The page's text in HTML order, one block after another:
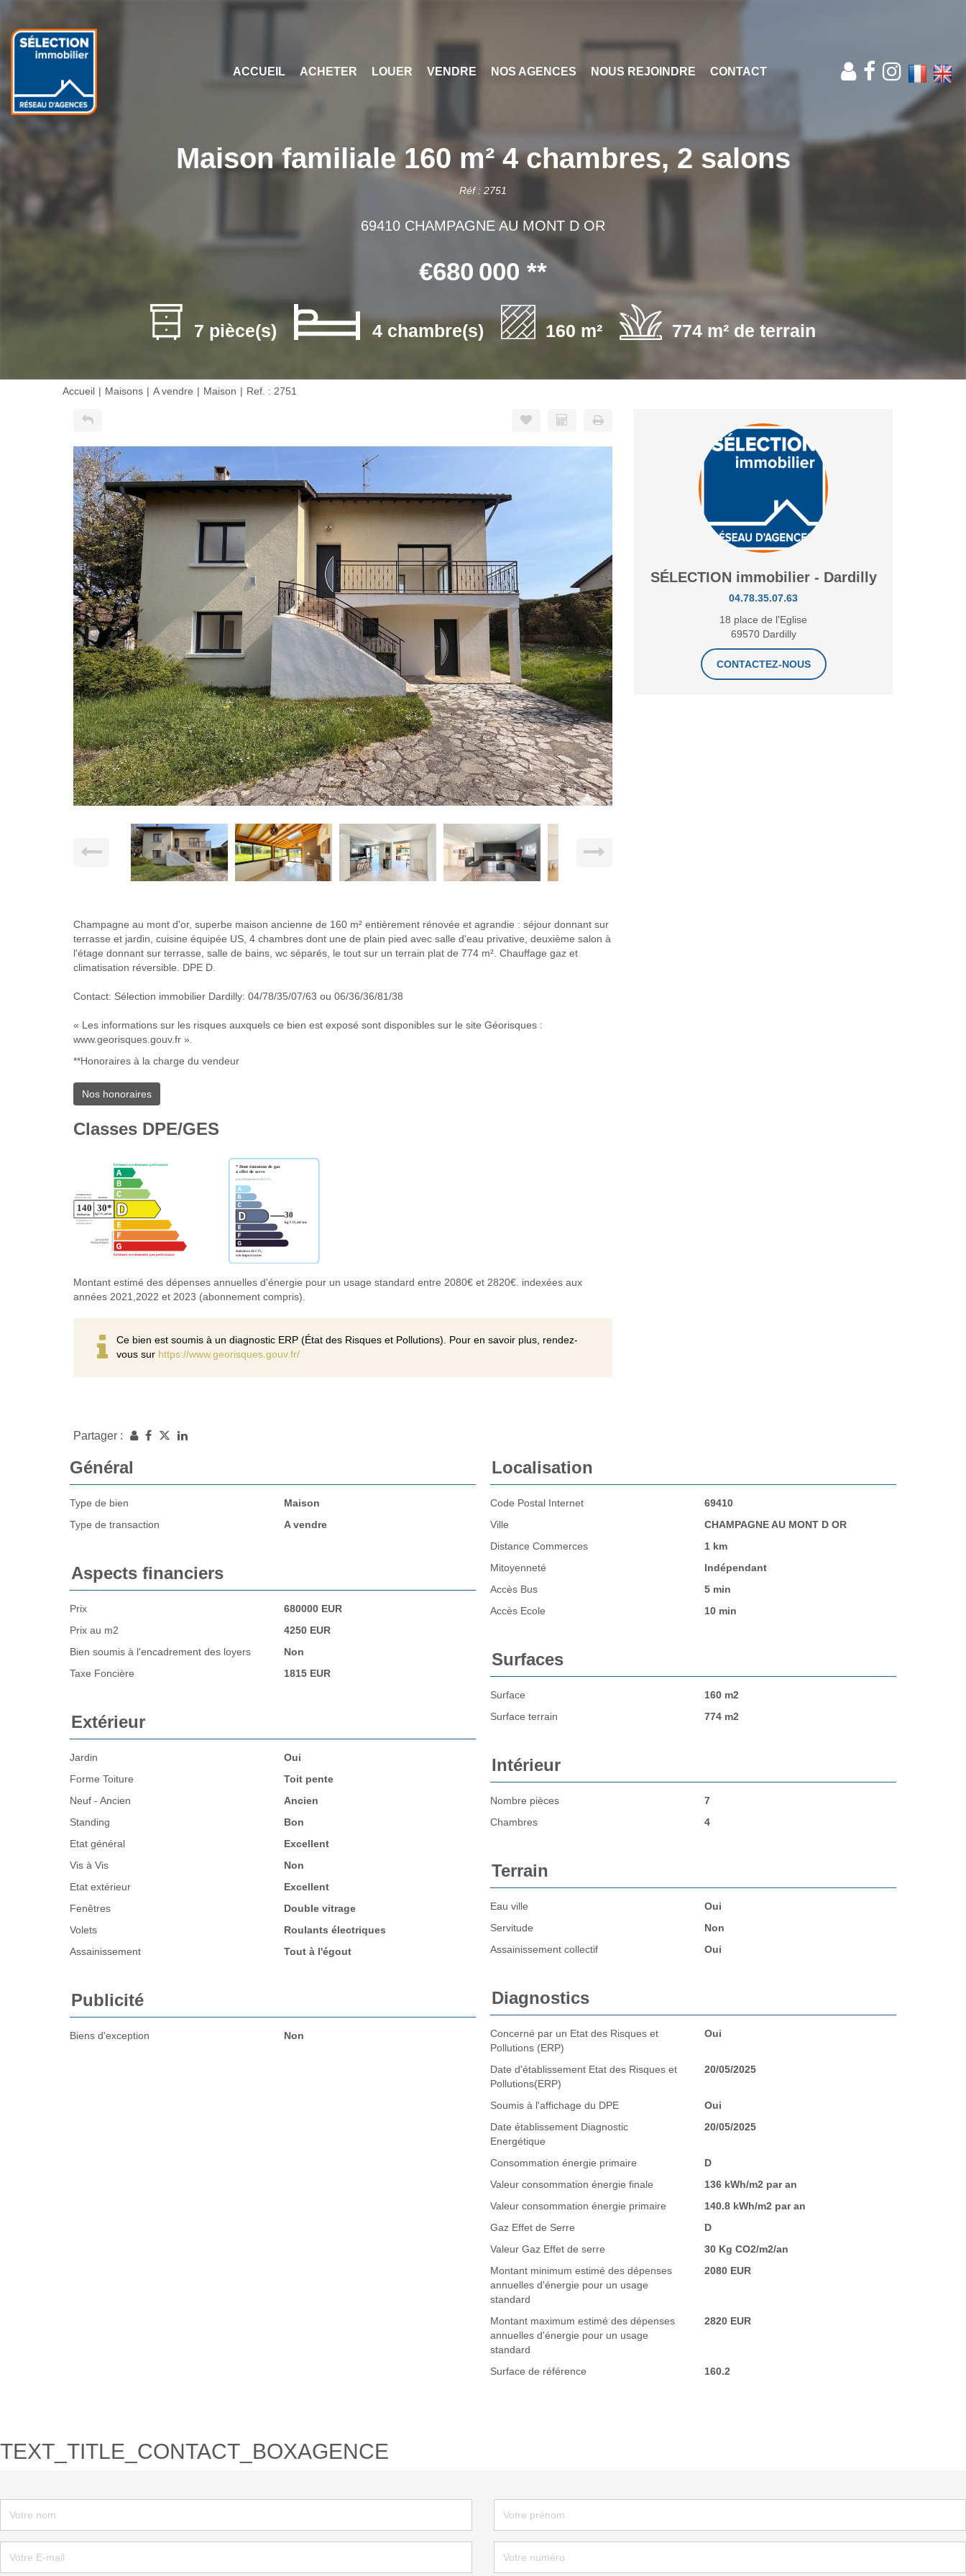
ACCUEIL ACHETER LOUER VENDRE NOS AGENCES NOUS REJOINDRE CONTACT
Maison familiale 160 m² 4 chambres, 2 salons
Réf : 2751
69410 CHAMPAGNE AU MONT D OR
€680 000 **
7 pièce(s) 4 chambre(s) 160 m² 774 m² de terrain
Accueil Maisons A vendre Maison Ref. : 2751
Champagne au mont d'or, superbe maison ancienne de 160 m² entièrement rénovée et agrandie : séjour donnant sur
terrasse et jardin, cuisine équipée US, 4 chambres dont une de plain pied avec salle d'eau privative, deuxième salon à
l'étage donnant sur terrasse, salle de bains, wc séparés, le tout sur un terrain plat de 774 m². Chauffage gaz et
climatisation réversible. DPE D.
Contact: Sélection immobilier Dardilly: 04/78/35/07/63 ou 06/36/36/81/38
« Les informations sur les risques auxquels ce bien est exposé sont disponibles sur le site Géorisques :
www.georisques.gouv.fr ».
**Honoraires à la charge du vendeur
Nos honoraires
Classes DPE/GES
Montant estimé des dépenses annuelles d'énergie pour un usage standard entre 2080€ et 2820€. indexées aux
années 2021,2022 et 2023 (abonnement compris).
Ce bien est soumis à un diagnostic ERP (État des Risques et Pollutions). Pour en savoir plus, rendez-
vous sur https://www.georisques.gouv.fr/
Partager :
SÉLECTION immobilier - Dardilly
04.78.35.07.63
18 place de l'Eglise
69570 Dardilly
CONTACTEZ-NOUS
Général
Type de bien
Maison
Type de transaction
A vendre
Localisation
Code Postal Internet
69410
Ville
CHAMPAGNE AU MONT D OR
Distance Commerces
1 km
Mitoyenneté
Indépendant
Accès Bus
5 min
Accès Ecole
10 min
Aspects financiers
Prix
680000 EUR
Prix au m2
4250 EUR
Bien soumis à l'encadrement des loyers
Non
Taxe Foncière
1815 EUR
Surfaces
Surface
160 m2
Surface terrain
774 m2
Extérieur
Jardin
Oui
Forme Toiture
Toit pente
Neuf - Ancien
Ancien
Standing
Bon
Etat général
Excellent
Vis à Vis
Non
Etat extérieur
Excellent
Fenêtres
Double vitrage
Volets
Roulants électriques
Assainissement
Tout à l'égout
Intérieur
Nombre pièces
7
Chambres
4
Terrain
Eau ville
Oui
Servitude
Non
Assainissement collectif
Oui
Diagnostics
Concerné par un Etat des Risques et
Pollutions (ERP)
Oui
Date d'établissement Etat des Risques et
Pollutions(ERP)
20/05/2025
Soumis à l'affichage du DPE
Oui
Date établissement Diagnostic
Energétique
20/05/2025
Consommation énergie primaire
D
Valeur consommation énergie finale
136 kWh/m2 par an
Valeur consommation énergie primaire
140.8 kWh/m2 par an
Gaz Effet de Serre
D
Valeur Gaz Effet de serre
30 Kg CO2/m2/an
Montant minimum estimé des dépenses
annuelles d'énergie pour un usage
standard
2080 EUR
Montant maximum estimé des dépenses
annuelles d'énergie pour un usage
standard
2820 EUR
Surface de référence 160.2
Publicité
Biens d'exception Non
TEXT_TITLE_CONTACT_BOXAGENCE